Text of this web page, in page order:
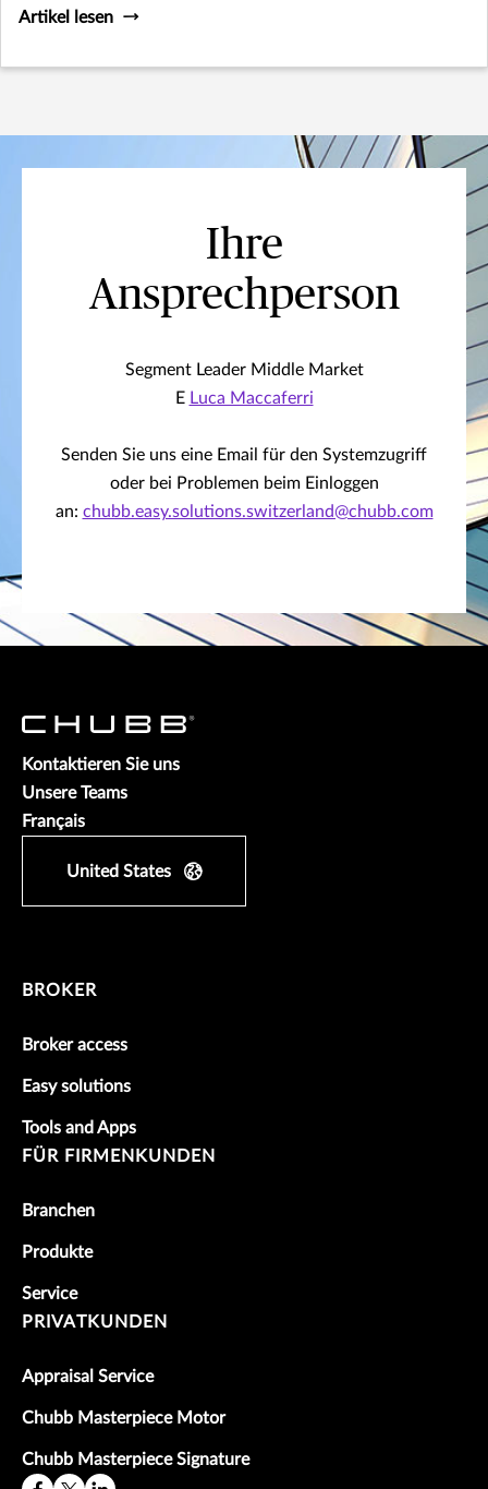
Artikel lesen
Ihre
Ansprechperson
Segment Leader Middle Market
E Luca Maccaferri
Senden Sie uns eine Email für den Systemzugriff
oder bei Problemen beim Einloggen
an: chubb.easy.solutions.switzerland@chubb.com
Kontaktieren Sie uns
Unsere Teams
Français
United States
BROKER
Broker access
Easy solutions
Tools and Apps
FÜR FIRMENKUNDEN
Branchen
Produkte
Service
PRIVATKUNDEN
Appraisal Service
Chubb Masterpiece Motor
Chubb Masterpiece Signature